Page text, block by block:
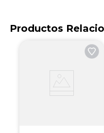
Productos